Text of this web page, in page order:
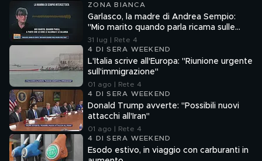
ZONA BIANCA
Garlasco, la madre di Andrea Sempio:
"Mio marito quando parla ricama sulle
cose"
31 lug | Rete 4
4 DI SERA WEEKEND
L'Italia scrive all'Europa: "Riunione urgente
sull'immigrazione"
01 ago | Rete 4
4 DI SERA WEEKEND
Donald Trump avverte: "Possibili nuovi
attacchi all'Iran"
01 ago | Rete 4
4 DI SERA WEEKEND
Esodo estivo, in viaggio con carburanti in